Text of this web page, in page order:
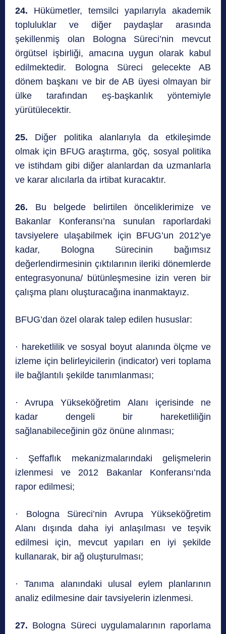
24. Hükümetler, temsilci yapılarıyla akademik
topluluklar ve diğer paydaşlar arasında
şekillenmiş olan Bologna Süreci’nin mevcut
örgütsel işbirliği, amacına uygun olarak kabul
edilmektedir. Bologna Süreci gelecekte AB
dönem başkanı ve bir de AB üyesi olmayan bir
ülke tarafından eş-başkanlık yöntemiyle
yürütülecektir.
25. Diğer politika alanlarıyla da etkileşimde
olmak için BFUG araştırma, göç, sosyal politika
ve istihdam gibi diğer alanlardan da uzmanlarla
ve karar alıcılarla da irtibat kuracaktır.
26. Bu belgede belirtilen önceliklerimize ve
Bakanlar Konferansı’na sunulan raporlardaki
tavsiyelere ulaşabilmek için BFUG’un 2012’ye
kadar, Bologna Sürecinin bağımsız
değerlendirmesinin çıktılarının ileriki dönemlerde
entegrasyonuna/ bütünleşmesine izin veren bir
çalışma planı oluşturacağına inanmaktayız.
BFUG’dan özel olarak talep edilen hususlar:
· hareketlilik ve sosyal boyut alanında ölçme ve
izleme için belirleyicilerin (indicator) veri toplama
ile bağlantılı şekilde tanımlanması;
· Avrupa Yükseköğretim Alanı içerisinde ne
kadar dengeli bir hareketliliğin
sağlanabileceğinin göz önüne alınması;
· Şeffaflık mekanizmalarındaki gelişmelerin
izlenmesi ve 2012 Bakanlar Konferansı’nda
rapor edilmesi;
· Bologna Süreci’nin Avrupa Yükseköğretim
Alanı dışında daha iyi anlaşılması ve teşvik
edilmesi için, mevcut yapıları en iyi şekilde
kullanarak, bir ağ oluşturulması;
· Tanıma alanındaki ulusal eylem planlarının
analiz edilmesine dair tavsiyelerin izlenmesi.
27. Bologna Süreci uygulamalarının raporlama